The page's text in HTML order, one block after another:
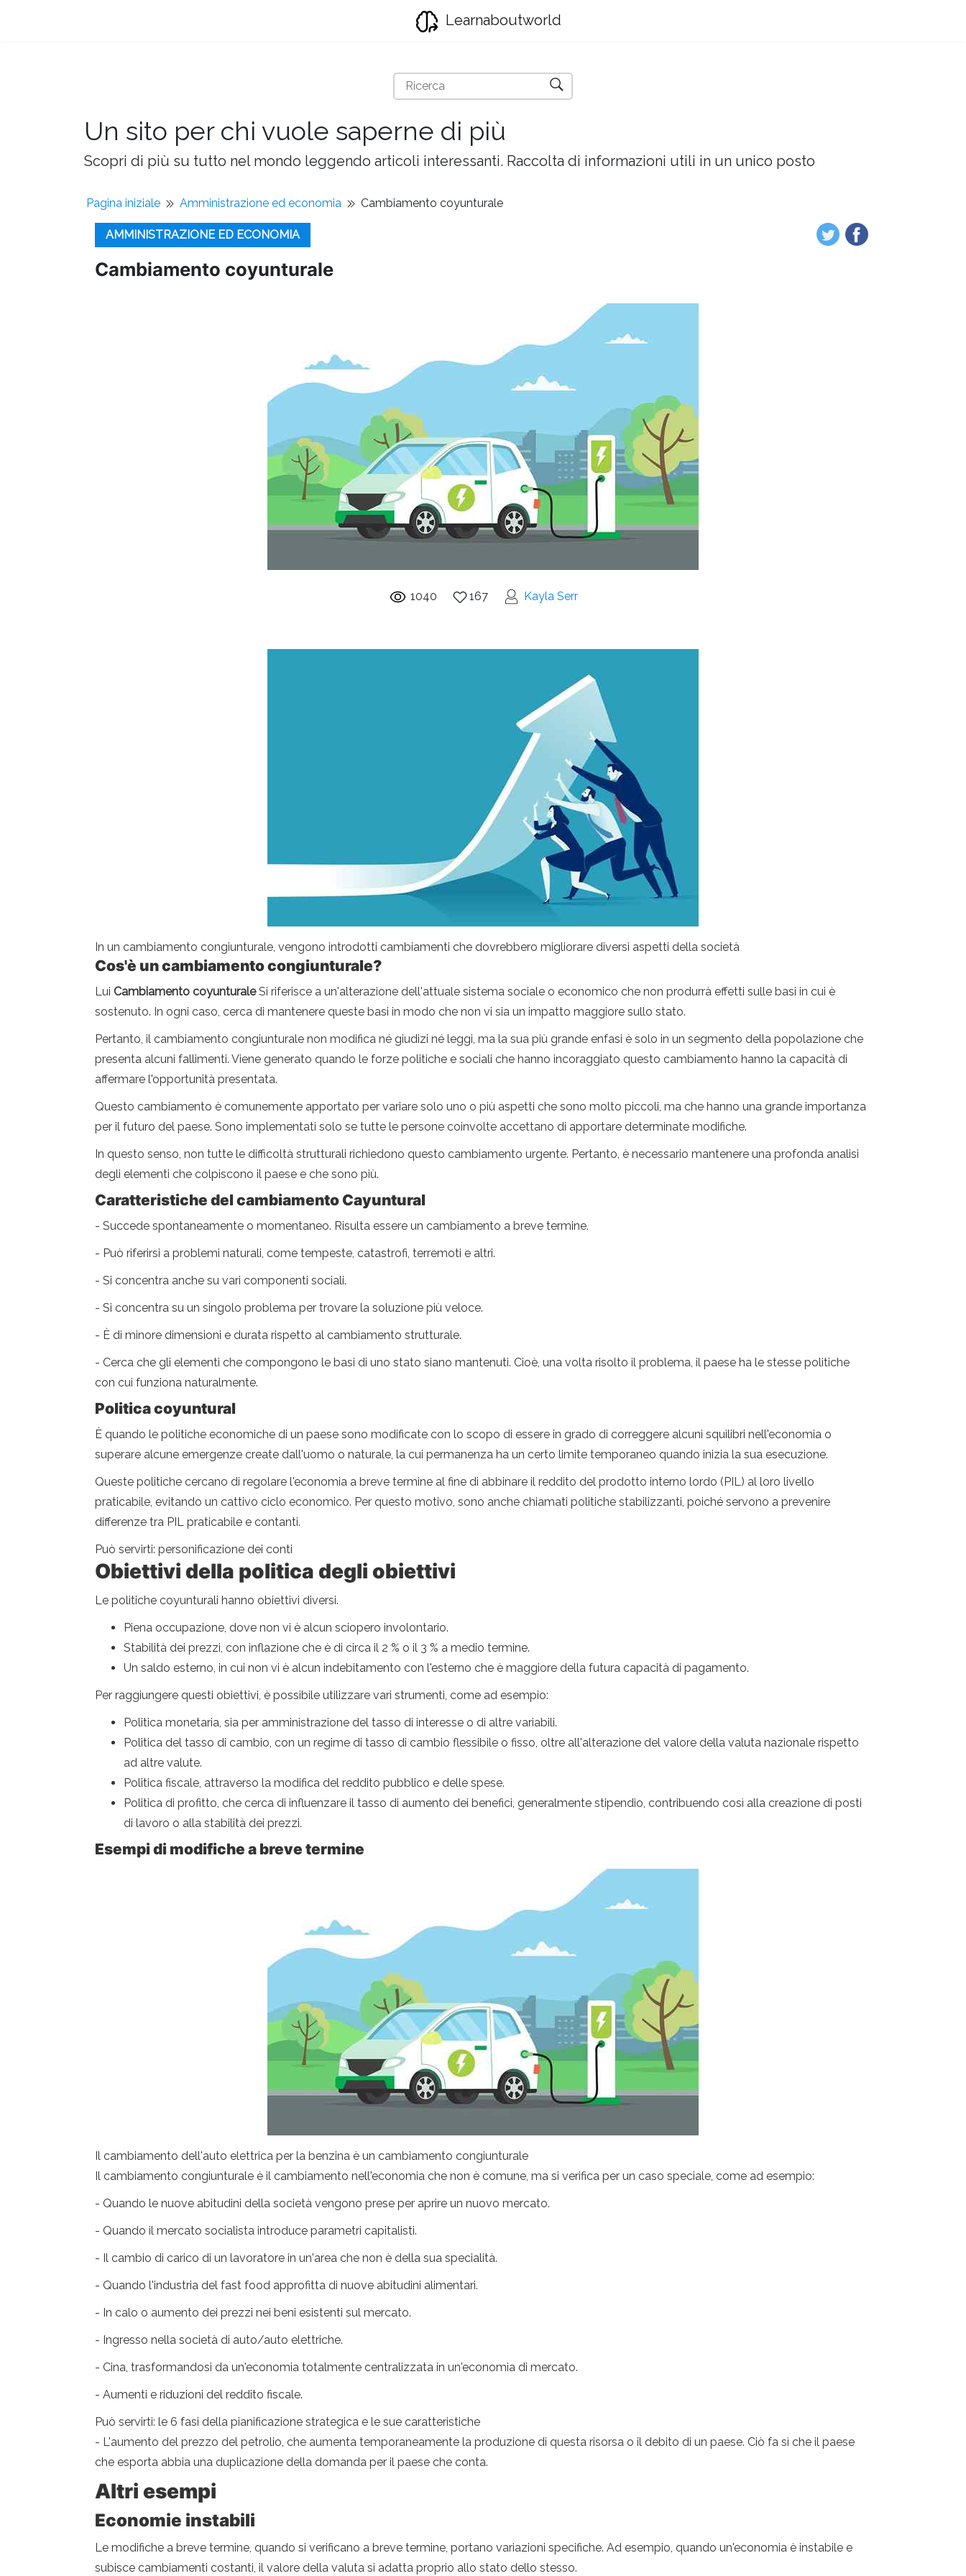
Learnaboutworld
Un sito per chi vuole saperne di più
Scopri di più su tutto nel mondo leggendo articoli interessanti. Raccolta di informazioni utili in un unico posto
Pagina iniziale Amministrazione ed economia Cambiamento coyunturale
AMMINISTRAZIONE ED ECONOMIA
Cambiamento coyunturale
1040 167 Kayla Serr
In un cambiamento congiunturale, vengono introdotti cambiamenti che dovrebbero migliorare diversi aspetti della società
Cos'è un cambiamento congiunturale?
Lui Cambiamento coyunturaleSi riferisce a un'alterazione dell'attuale sistema sociale o economico che non produrrà effetti sulle basi in cui è
sostenuto. In ogni caso, cerca di mantenere queste basi in modo che non vi sia un impatto maggiore sullo stato.
Pertanto, il cambiamento congiunturale non modifica né giudizi né leggi, ma la sua più grande enfasi è solo in un segmento della popolazione che
presenta alcuni fallimenti. Viene generato quando le forze politiche e sociali che hanno incoraggiato questo cambiamento hanno la capacità di
affermare l'opportunità presentata.
Questo cambiamento è comunemente apportato per variare solo uno o più aspetti che sono molto piccoli, ma che hanno una grande importanza
per il futuro del paese. Sono implementati solo se tutte le persone coinvolte accettano di apportare determinate modifiche.
In questo senso, non tutte le difficoltà strutturali richiedono questo cambiamento urgente. Pertanto, è necessario mantenere una profonda analisi
degli elementi che colpiscono il paese e che sono più.
Caratteristiche del cambiamento Cayuntural
- Succede spontaneamente o momentaneo. Risulta essere un cambiamento a breve termine.
- Può riferirsi a problemi naturali, come tempeste, catastrofi, terremoti e altri.
- Si concentra anche su vari componenti sociali.
- Si concentra su un singolo problema per trovare la soluzione più veloce.
- È di minore dimensioni e durata rispetto al cambiamento strutturale.
- Cerca che gli elementi che compongono le basi di uno stato siano mantenuti. Cioè, una volta risolto il problema, il paese ha le stesse politiche
con cui funziona naturalmente.
Politica coyuntural
È quando le politiche economiche di un paese sono modificate con lo scopo di essere in grado di correggere alcuni squilibri nell'economia o
superare alcune emergenze create dall'uomo o naturale, la cui permanenza ha un certo limite temporaneo quando inizia la sua esecuzione.
Queste politiche cercano di regolare l'economia a breve termine al fine di abbinare il reddito del prodotto interno lordo (PIL) al loro livello
praticabile, evitando un cattivo ciclo economico. Per questo motivo, sono anche chiamati politiche stabilizzanti, poiché servono a prevenire
differenze tra PIL praticabile e contanti.
Può servirti: personificazione dei conti
Obiettivi della politica degli obiettivi
Le politiche coyunturali hanno obiettivi diversi.
Piena occupazione, dove non vi è alcun sciopero involontario.
Stabilità dei prezzi, con inflazione che è di circa il 2 % o il 3 % a medio termine.
Un saldo esterno, in cui non vi è alcun indebitamento con l'esterno che è maggiore della futura capacità di pagamento.
Per raggiungere questi obiettivi, è possibile utilizzare vari strumenti, come ad esempio:
Politica monetaria, sia per amministrazione del tasso di interesse o di altre variabili.
Politica del tasso di cambio, con un regime di tasso di cambio flessibile o fisso, oltre all'alterazione del valore della valuta nazionale rispetto
ad altre valute.
Politica fiscale, attraverso la modifica del reddito pubblico e delle spese.
Politica di profitto, che cerca di influenzare il tasso di aumento dei benefici, generalmente stipendio, contribuendo così alla creazione di posti
di lavoro o alla stabilità dei prezzi.
Esempi di modifiche a breve termine
Il cambiamento dell'auto elettrica per la benzina è un cambiamento congiunturale
Il cambiamento congiunturale è il cambiamento nell'economia che non è comune, ma si verifica per un caso speciale, come ad esempio:
- Quando le nuove abitudini della società vengono prese per aprire un nuovo mercato.
- Quando il mercato socialista introduce parametri capitalisti.
- Il cambio di carico di un lavoratore in un'area che non è della sua specialità.
- Quando l'industria del fast food approfitta di nuove abitudini alimentari.
- In calo o aumento dei prezzi nei beni esistenti sul mercato.
- Ingresso nella società di auto/auto elettriche.
- Cina, trasformandosi da un'economia totalmente centralizzata in un'economia di mercato.
- Aumenti e riduzioni del reddito fiscale.
Può servirti: le 6 fasi della pianificazione strategica e le sue caratteristiche
- L'aumento del prezzo del petrolio, che aumenta temporaneamente la produzione di questa risorsa o il debito di un paese. Ciò fa sì che il paese
che esporta abbia una duplicazione della domanda per il paese che conta.
Altri esempi
Economie instabili
Le modifiche a breve termine, quando si verificano a breve termine, portano variazioni specifiche. Ad esempio, quando un'economia è instabile e
subisce cambiamenti costanti, il valore della valuta si adatta proprio allo stato dello stesso.